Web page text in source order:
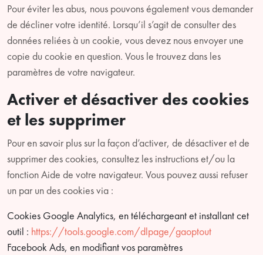
Pour éviter les abus, nous pouvons également vous demander
de décliner votre identité. Lorsqu’il s’agit de consulter des
données reliées à un cookie, vous devez nous envoyer une
copie du cookie en question. Vous le trouvez dans les
paramètres de votre navigateur.
Activer et désactiver des cookies
et les supprimer
Pour en savoir plus sur la façon d’activer, de désactiver et de
supprimer des cookies, consultez les instructions et/ou la
fonction Aide de votre navigateur. Vous pouvez aussi refuser
un par un des cookies via :
Cookies Google Analytics, en téléchargeant et installant cet
outil : https://tools.google.com/dlpage/gaoptout
Facebook Ads, en modifiant vos paramètres